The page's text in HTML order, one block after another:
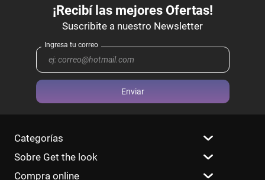
Enviar
Categorías
Sobre Get the look
Compra online